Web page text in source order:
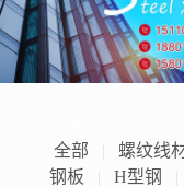
全部 | 螺纹线
钢板 H型钢